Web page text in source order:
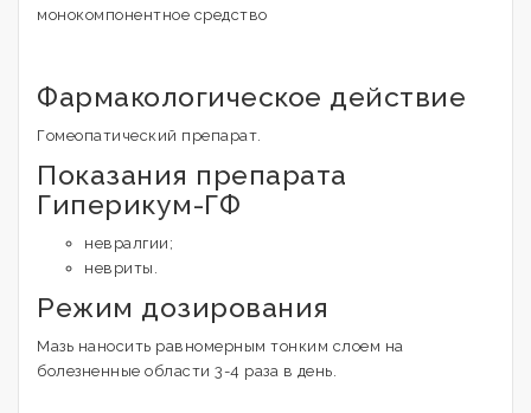
монокомпонентное средство
Фармакологическое действие
Гомеопатический препарат.
Показания препарата
Гиперикум-ГФ
невралгии;
невриты.
Режим дозирования
Мазь наносить равномерным тонким слоем на
болезненные области 3-4 раза в день.